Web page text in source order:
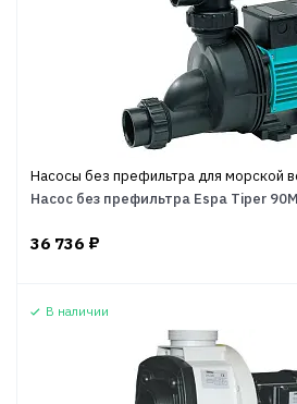
Насосы без префильтра для морской
Насос без префильтра Espa Tiper 90M
36 736 ₽
В наличии